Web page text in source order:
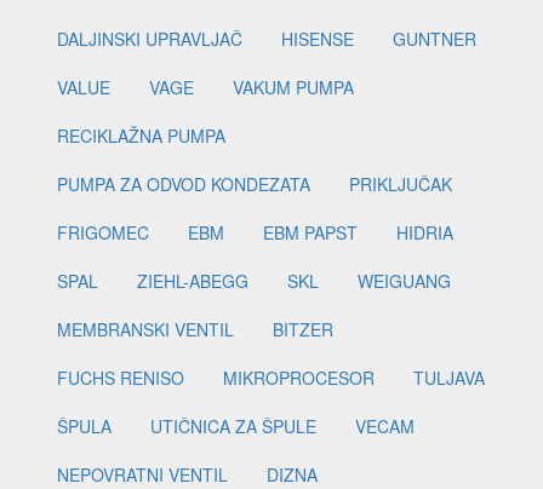
DALJINSKI UPRAVLJAČ
HISENSE
GUNTNER
VALUE
VAGE
VAKUM PUMPA
RECIKLAŽNA PUMPA
PUMPA ZA ODVOD KONDEZATA
PRIKLJUČAK
FRIGOMEC
EBM EBM PAPST
HIDRIA
SPAL
ZIEHL-ABEGG SKL
WEIGUANG
MEMBRANSKI VENTIL
BITZER
FUCHS RENISO
MIKROPROCESOR
TULJAVA
ŠPULA
UTIČNICA ZA ŠPULE
VECAM
NEPOVRATNI VENTIL
DIZNA